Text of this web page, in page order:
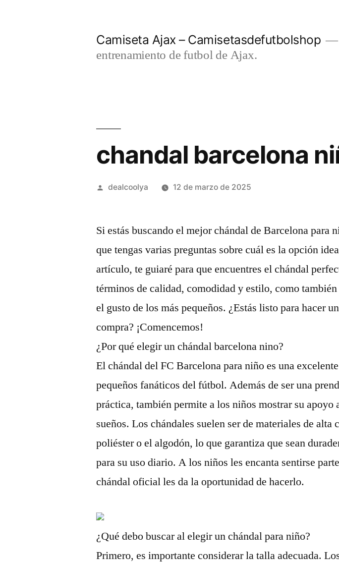
Camiseta Ajax – Camisetasdefutbolshop
entrenamiento de futbol de Ajax.
chandal barcelona
Publicado
dealcoolya 12 de marzo de 2025
Si estás buscando el mejor chándal de Barcelona para
que tengas varias preguntas sobre cuál es la opción
artículo, te guiaré para que encuentres el chándal
términos de calidad, comodidad y estilo, como
el gusto de los más pequeños. ¿Estás listo para hacer
compra? ¡Comencemos!
¿Por qué elegir un chándal barcelona nino?
El chándal del FC Barcelona para niño es una
pequeños fanáticos del fútbol. Además de ser una
práctica, también permite a los niños mostrar su apoyo
sueños. Los chándales suelen ser de materiales de alta
poliéster o el algodón, lo que garantiza que sean
para su uso diario. A los niños les encanta sentirse
chándal oficial les da la oportunidad de hacerlo.
¿Qué debo buscar al elegir un chándal para niño?
Primero, es importante considerar la talla adecuada.